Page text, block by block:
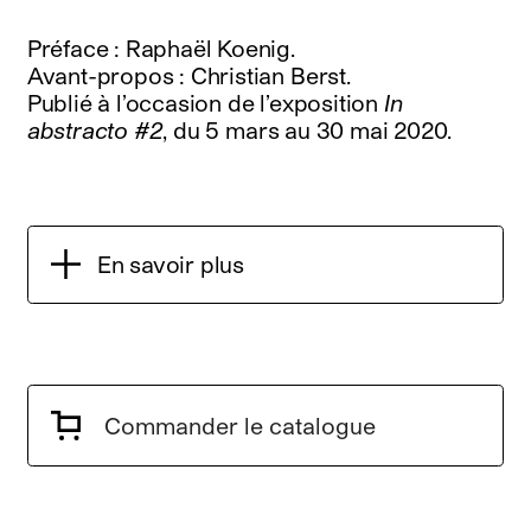
Préface : Raphaël Koenig.
Avant-propos : Christian Berst.
Publié à l’occasion de l’exposition In
abstracto #2, du 5 mars au 30 mai 2020.
En savoir plus
Commander le catalogue